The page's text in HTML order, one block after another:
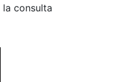
consulta